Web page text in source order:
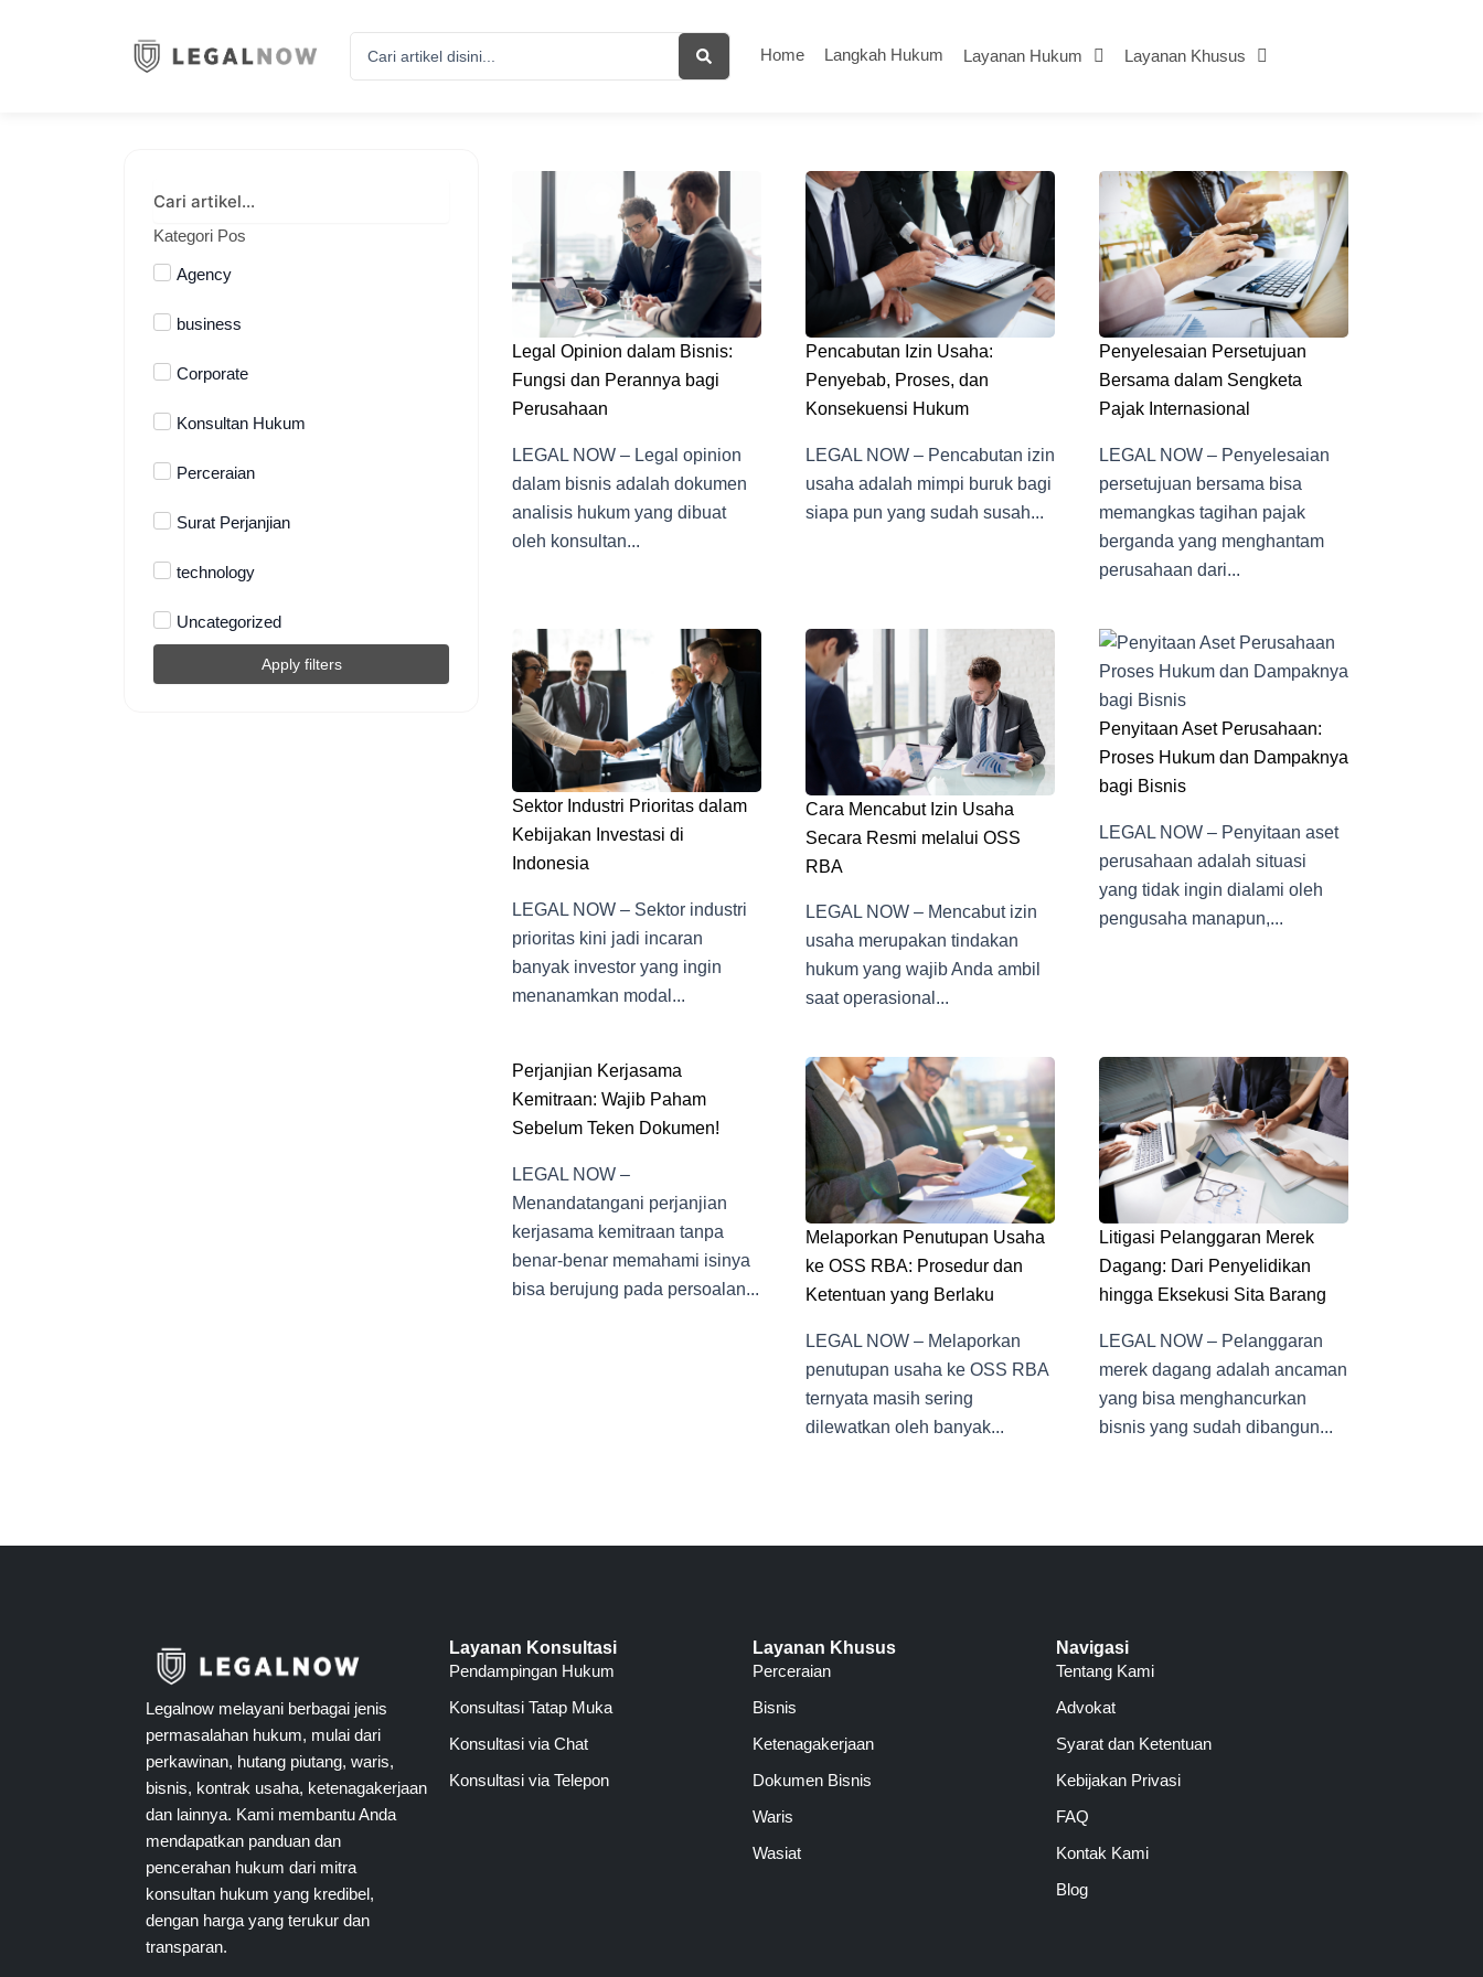
Home Langkah Hukum Layanan Hukum Layanan Khusus
Kategori Pos
Agency
business
Corporate
Konsultan Hukum
Perceraian
Surat Perjanjian
technology
Uncategorized
Apply filters
Legal Opinion dalam Bisnis:
Fungsi dan Perannya bagi
Perusahaan
LEGAL NOW – Legal opinion
dalam bisnis adalah dokumen
analisis hukum yang dibuat
oleh konsultan...
Pencabutan Izin Usaha:
Penyebab, Proses, dan
Konsekuensi Hukum
LEGAL NOW – Pencabutan izin
usaha adalah mimpi buruk bagi
siapa pun yang sudah susah...
Penyelesaian Persetujuan
Bersama dalam Sengketa
Pajak Internasional
LEGAL NOW – Penyelesaian
persetujuan bersama bisa
memangkas tagihan pajak
berganda yang menghantam
perusahaan dari...
Sektor Industri Prioritas dalam
Kebijakan Investasi di
Indonesia
LEGAL NOW – Sektor industri
prioritas kini jadi incaran
banyak investor yang ingin
menanamkan modal...
Cara Mencabut Izin Usaha
Secara Resmi melalui OSS
RBA
LEGAL NOW – Mencabut izin
usaha merupakan tindakan
hukum yang wajib Anda ambil
saat operasional...
Penyitaan Aset Perusahaan:
Proses Hukum dan Dampaknya
bagi Bisnis
LEGAL NOW – Penyitaan aset
perusahaan adalah situasi
yang tidak ingin dialami oleh
pengusaha manapun,...
Perjanjian Kerjasama
Kemitraan: Wajib Paham
Sebelum Teken Dokumen!
LEGAL NOW –
Menandatangani perjanjian
kerjasama kemitraan tanpa
benar-benar memahami isinya
bisa berujung pada persoalan...
Melaporkan Penutupan Usaha
ke OSS RBA: Prosedur dan
Ketentuan yang Berlaku
LEGAL NOW – Melaporkan
penutupan usaha ke OSS RBA
ternyata masih sering
dilewatkan oleh banyak...
Litigasi Pelanggaran Merek
Dagang: Dari Penyelidikan
hingga Eksekusi Sita Barang
LEGAL NOW – Pelanggaran
merek dagang adalah ancaman
yang bisa menghancurkan
bisnis yang sudah dibangun...
Legalnow melayani berbagai jenis
permasalahan hukum, mulai dari
perkawinan, hutang piutang, waris,
bisnis, kontrak usaha, ketenagakerjaan
dan lainnya. Kami membantu Anda
mendapatkan panduan dan
pencerahan hukum dari mitra
konsultan hukum yang kredibel,
dengan harga yang terukur dan
transparan.
Layanan Konsultasi
Pendampingan Hukum
Konsultasi Tatap Muka
Konsultasi via Chat
Konsultasi via Telepon
Layanan Khusus
Perceraian
Bisnis
Ketenagakerjaan
Dokumen Bisnis
Waris
Wasiat
Navigasi
Tentang Kami
Advokat
Syarat dan Ketentuan
Kebijakan Privasi
FAQ
Kontak Kami
Blog